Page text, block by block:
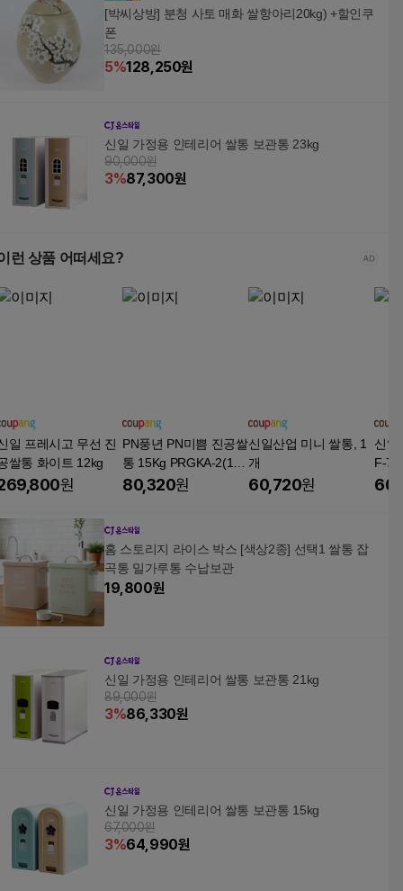
[박씨상방] 분청 사토 매화 쌀항아리20kg) +할인쿠
폰
135,000원
5%128,250원
신일 가정용 인테리어 쌀통 보관통 23kg
90,000원
3%87,300원
런 상품 어떠세요?
일 프레시고 무선 진
쌀통 화이트 12kg
원
PN풍년 PN미쁨 진공쌀
통 15Kg PRGKA-2(15
B)
80,320원
신일산업 미니 쌀통, 1
개
60,720원
신일
F-
홈 스토리지 라이스 박스 [색상2종] 선택1 쌀통 잡
곡통 밀가루통 수납보관
19,800원
신일 가정용 인테리어 쌀통 보관통 21kg
89,000원
3%86,330원
신일 가정용 인테리어 쌀통 보관통 15kg
67,000원
3%64,990원